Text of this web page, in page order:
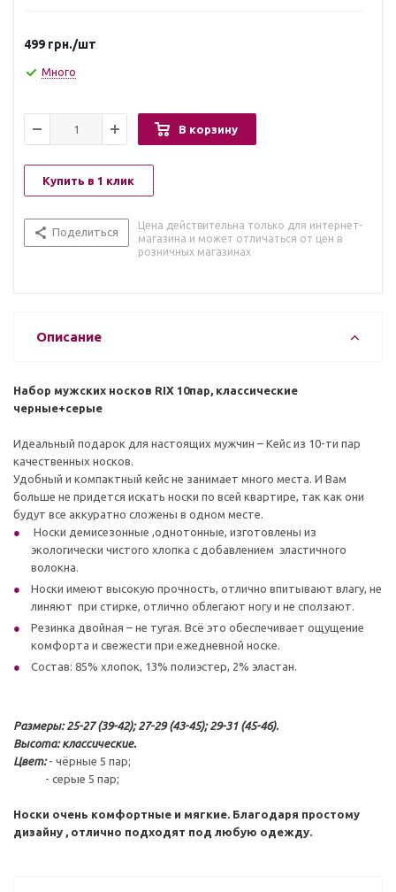
499 грн./шт
Много
В корзину
Купить в 1 клик
Поделиться
Цена действительна только для интернет-
магазина и может отличаться от цен в
розничных магазинах
Описание
Набор мужских носков RIX 10пар, классические
черные+серые
Идеальный подарок для настоящих мужчин – Кейс из 10-ти пар
качественных носков.
Удобный и компактный кейс не занимает много места. И Вам
больше не придется искать носки по всей квартире, так как они
будут все аккуратно сложены в одном месте.
Носки демисезонные ,однотонные, изготовлены из
экологически чистого хлопка с добавлением эластичного
волокна.
Носки имеют высокую прочность, отлично впитывают влагу, не
линяют при стирке, отлично облегают ногу и не сползают.
Резинка двойная – не тугая. Всё это обеспечивает ощущение
комфорта и свежести при ежедневной носке.
Состав: 85% хлопок, 13% полиэстер, 2% эластан.
Размеры: 25-27 (39-42); 27-29 (43-45); 29-31 (45-46).
Высота: классические.
Цвет:- чёрные 5 пар;
- серые 5 пар;
Носки очень комфортные и мягкие. Благодаря простому
дизайну , отлично подходят под любую одежду.